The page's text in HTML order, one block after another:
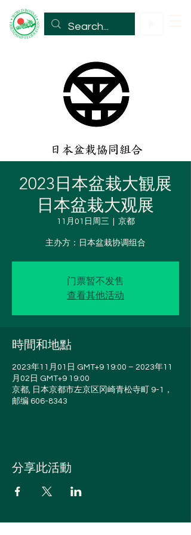
2023日本盆栽大観展
日本盆栽大观展
11月01日周三 京都
主办方：日本盆栽协调组合
门票暂不发售
查看其他活动
時間和地點
2023年11月01日 GMT+9 19:00 – 2023年11
月02日 GMT+9 19:00
京都, 日本京都市左京区冈崎青松寺町 9-1，
邮编 606-8343
分享此活動